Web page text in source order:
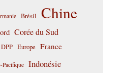
Brésil Chine
Corée du Sud
DPP Europe France
Pacifique Indonésie